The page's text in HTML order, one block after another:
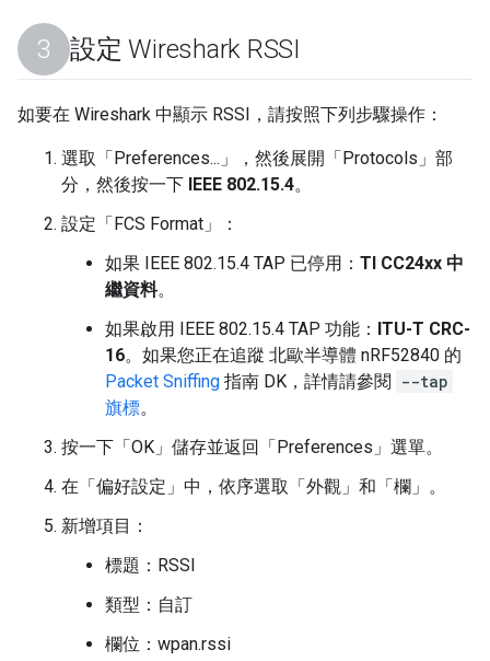
設定 Wireshark RSSI
如要在 Wireshark 中顯示 RSSI，請按照下列步驟操作：
選取「Preferences...」 ，然後展開「Protocols」 部
分，然後按一下 IEEE 802.15.4。
設定「FCS Format」
：
如果 IEEE 802.15.4 TAP 已停用： TI CC24xx 中
繼資料。
如果啟用 IEEE 802.15.4 TAP 功能： ITU-T CRC-
16。如果您正在追蹤 北歐半導體 nRF52840 的
Packet Sniffing 指南 DK，詳情請參閱
--tap
旗標。
按一下「OK」 儲存並返回「Preferences」 選單。
在「偏好設定」中，依序選取「外觀」和「欄」。
新增項目：
標題：RSSI
類型：自訂
欄位：wpan.rssi